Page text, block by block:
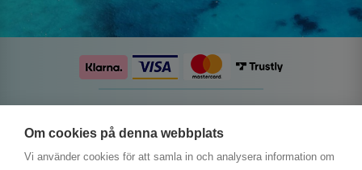
Om cookies på denna webbplats
Vi använder cookies för att samla in och analysera information om